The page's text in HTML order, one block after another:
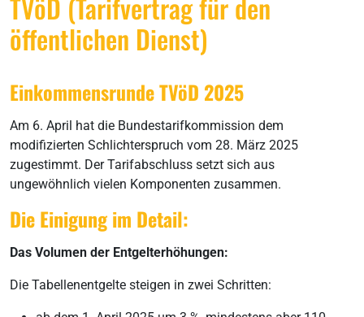
TVöD (Tarifvertrag für den
öffentlichen Dienst)
Einkommensrunde TVöD 2025
Am 6. April hat die Bundestarifkommission dem
modifizierten Schlichterspruch vom 28. März 2025
zugestimmt. Der Tarifabschluss setzt sich aus
ungewöhnlich vielen Komponenten zusammen.
Die Einigung im Detail:
Das Volumen der Entgelterhöhungen:
Die Tabellenentgelte steigen in zwei Schritten: